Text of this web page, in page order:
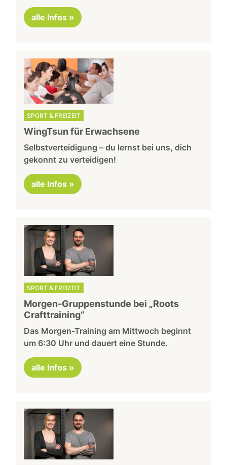
alle Infos »
SPORT & FREIZEIT
WingTsun für Erwachsene
Selbstverteidigung – du lernst bei uns, dich
gekonnt zu verteidigen!
alle Infos »
SPORT & FREIZEIT
Morgen-Gruppenstunde bei „Roots
Crafttraining“
Das Morgen-Training am Mittwoch beginnt
um 6:30 Uhr und dauert eine Stunde.
alle Infos »